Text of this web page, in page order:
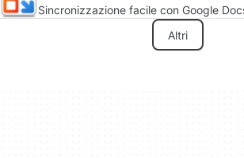
Sincronizzazione facile con Google
Altri